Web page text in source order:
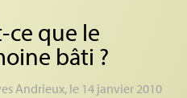
ce que le
bâti ?
Andrieux, le 14 janvier 2010